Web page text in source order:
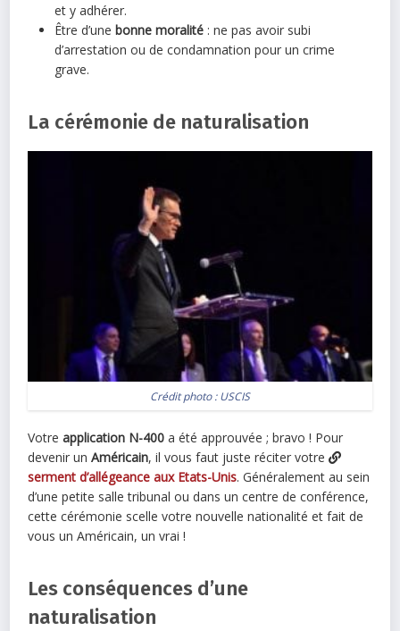
et y adhérer.
Être d’unebonne moralité : ne pas avoir subi
d’arrestation ou de condamnation pour un crime
grave.
La cérémonie de naturalisation
Crédit photo :USCIS
Votreapplication N-400 a été approuvée ; bravo ! Pour
devenir unAméricain, il vous faut juste réciter votre
serment d’allégeance aux Etats-Unis. Généralement au sein
d’une petite salle tribunal ou dans un centre de conférence,
cette cérémonie scelle votre nouvelle nationalité et fait de
vous un Américain, un vrai !
Les conséquences d’une
naturalisation